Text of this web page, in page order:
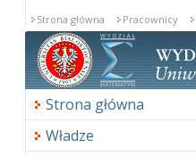
Strona główna Pracownicy
Strona główna
Władze